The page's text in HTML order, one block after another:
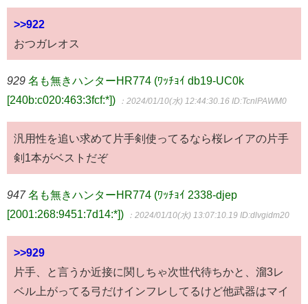
>>922
おつガレオス
929 名も無きハンターHR774 (ﾜｯﾁｮｲ db19-UC0k
[240b:c020:463:3fcf:*])
：2024/01/10(水) 12:44:30.16 ID:TcnlPAWM0
汎用性を追い求めて片手剣使ってるなら桜レイアの片手
剣1本がベストだぞ
947 名も無きハンターHR774 (ﾜｯﾁｮｲ 2338-djep
[2001:268:9451:7d14:*])
：2024/01/10(水) 13:07:10.19 ID:dlvgidm20
>>929
片手、と言うか近接に関しちゃ次世代待ちかと、溜3レ
ベル上がってる弓だけインフレしてるけど他武器はマイ